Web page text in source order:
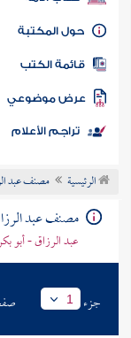
كتاب الأمة
المكتبة
الكتب
موضوعي
تراجم الأعلام
الرئيسية مصنف عبد
مصنف عبد
عبد الرزاق - أبو
جزء 1